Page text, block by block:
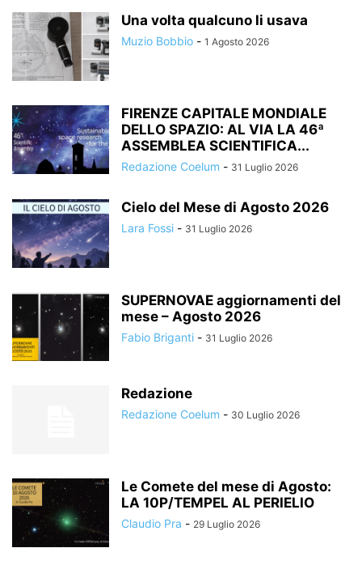
Una volta qualcuno li usava
Muzio Bobbio - 1 Agosto 2026
FIRENZE CAPITALE MONDIALE
DELLO SPAZIO: AL VIA LA 46ª
ASSEMBLEA SCIENTIFICA...
Redazione Coelum - 31 Luglio 2026
Cielo del Mese di Agosto 2026
Lara Fossi - 31 Luglio 2026
SUPERNOVAE aggiornamenti del
mese – Agosto 2026
Fabio Briganti - 31 Luglio 2026
Redazione
Redazione Coelum - 30 Luglio 2026
Le Comete del mese di Agosto:
LA 10P/TEMPEL AL PERIELIO
Claudio Pra - 29 Luglio 2026